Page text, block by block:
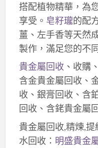
搭配植物精華，為
享受。 皂籽瓏的配
薑、左手香等天然
製作，滿足您的不
貴金屬回收、收購
含金貴金屬回收、
收、銀膏回收、含
回收、含銠貴金屬
貴金屬回收,精煉,
水回收： 明盛貴金